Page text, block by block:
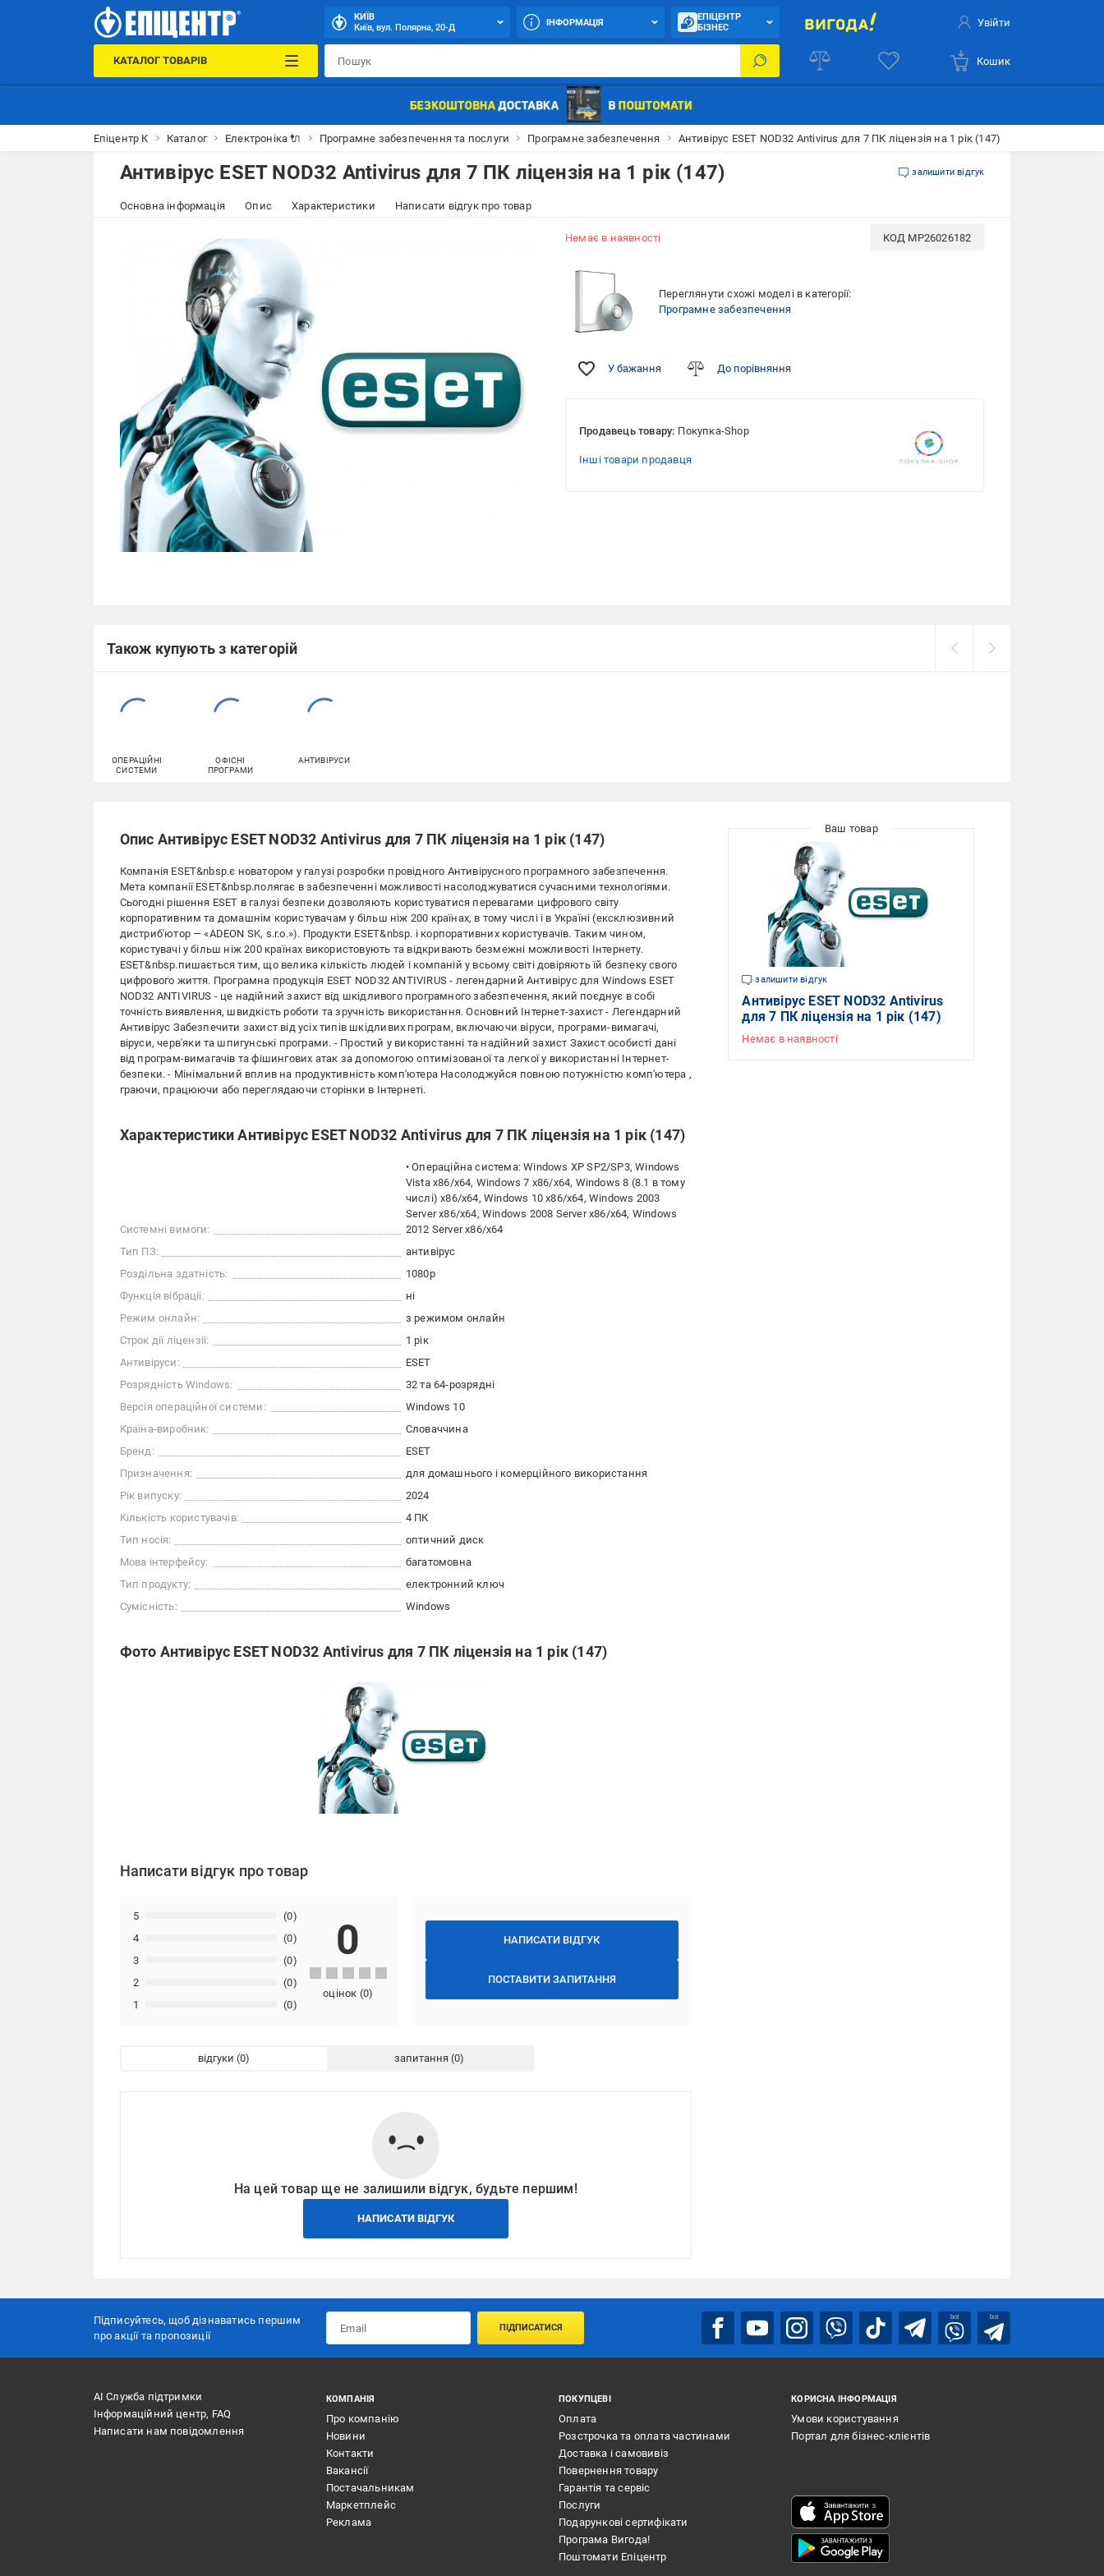
КИЇВ
Київ, вул. Полярна, 20-Д
ІНФОРМАЦІЯ
ЕПІЦЕНТР
БІЗНЕС
Увійти
КАТАЛОГ ТОВАРІВ Кошик
Епіцентр К Каталог Електроніка 🔌 Програмне забезпечення та послуги Програмне забезпечення Антивірус ESET NOD32 Antivirus для 7 ПК ліцензія на 1 рік (147)
Антивірус ESET NOD32 Antivirus для 7 ПК ліцензія на 1 рік (147) залишити відгук
Основна інформація Опис Характеристики Написати відгук про товар
Немає в наявності КОД MP26026182
Переглянути схожі моделі в категорії:
Програмне забезпечення
У бажання До порівняння
Продавець товару: Покупка-Shop
Інші товари продавця
Також купують з категорій
ОПЕРАЦІЙНІ
СИСТЕМИ
ОФІСНІ
ПРОГРАМИ
АНТИВІРУСИ
Опис Антивірус ESET NOD32 Antivirus для 7 ПК ліцензія на 1 рік (147)
Компанія ESET&nbsp.є новатором у галузі розробки провідного Антивірусного програмного забезпечення.
Мета компанії ESET&nbsp.полягає в забезпеченні можливості насолоджуватися сучасними технологіями.
Сьогодні рішення ESET в галузі безпеки дозволяють користуватися перевагами цифрового світу
корпоративним та домашнім користувачам у більш ніж 200 країнах, в тому числі і в Україні (ексклюзивний
дистриб'ютор — «ADEON SK, s.r.o.»). Продукти ESET&nbsp. і корпоративних користувачів. Таким чином,
користувачі у більш ніж 200 країнах використовують та відкривають безмежні можливості Інтернету.
ESET&nbsp.пишається тим, що велика кількість людей і компаній у всьому світі довіряють їй безпеку свого
цифрового життя. Програмна продукція ESET NOD32 ANTIVIRUS - легендарний Антивірус для Windows ESET
NOD32 ANTIVIRUS - це надійний захист від шкідливого програмного забезпечення, який поєднує в собі
точність виявлення, швидкість роботи та зручність використання. Основний Інтернет-захист - Легендарний
Антивірус Забезпечити захист від усіх типів шкідливих програм, включаючи віруси, програми-вимагачі,
віруси, черв'яки та шпигунські програми. - Простий у використанні та надійний захист Захист особисті дані
від програм-вимагачів та фішингових атак за допомогою оптимізованої та легкої у використанні Інтернет-
безпеки. - Мінімальний вплив на продуктивність комп'ютера Насолоджуйся повною потужністю комп'ютера ,
граючи, працюючи або переглядаючи сторінки в Інтернеті.
Характеристики Антивірус ESET NOD32 Antivirus для 7 ПК ліцензія на 1 рік (147)
Системні вимоги:
• Операційна система: Windows XP SP2/SP3, Windows
Vista x86/x64, Windows 7 x86/x64, Windows 8 (8.1 в тому
числі) x86/x64, Windows 10 x86/x64, Windows 2003
Server x86/x64, Windows 2008 Server x86/x64, Windows
2012 Server x86/x64
Тип ПЗ:
антивірус
Роздільна здатність:
1080p
Функція вібрації:
ні
Режим онлайн:
з режимом онлайн
Строк дії ліцензії:
1 рік
Антивіруси:
ESET
Розрядність Windows:
32 та 64-розрядні
Версія операційної системи:
Windows 10
Країна-виробник:
Словаччина
Бренд:
ESET
Призначення:
для домашнього і комерційного використання
Рік випуску:
2024
Кількість користувачів:
4 ПК
Тип носія:
оптичний диск
Мова інтерфейсу:
багатомовна
Тип продукту:
електронний ключ
Сумісність:
Windows
Фото Антивірус ESET NOD32 Antivirus для 7 ПК ліцензія на 1 рік (147)
Написати відгук про товар
НАПИСАТИ ВІДГУК
ПОСТАВИТИ ЗАПИТАННЯ
1 (0)
2 (0)
3 (0)
4 (0)
5 (0)
0
оцінок (0)
відгуки запитання
На цей товар ще не залишили відгук, будьте першим!
НАПИСАТИ ВІДГУК
залишити відгук
Антивірус ESET NOD32 Antivirus
для 7 ПК ліцензія на 1 рік (147)
Немає в наявності
Підписуйтесь, щоб дізнаватись першим
про акції та пропозиції
ПІДПИСАТИСЯ
bot bot
АІ Служба підтримки
Інформаційний центр, FAQ
Написати нам повідомлення
КОМПАНІЯ
Про компанію
Новини
Контакти
Вакансії
Постачальникам
Маркетплейс
Реклама
ПОКУПЦЕВІ
Оплата
Розстрочка та оплата частинами
Доставка і самовивіз
Повернення товару
Гарантія та сервіс
Послуги
Подарункові сертифікати
Програма Вигода!
Поштомати Епіцентр
КОРИСНА ІНФОРМАЦІЯ
Умови користування
Портал для бізнес-клієнтів